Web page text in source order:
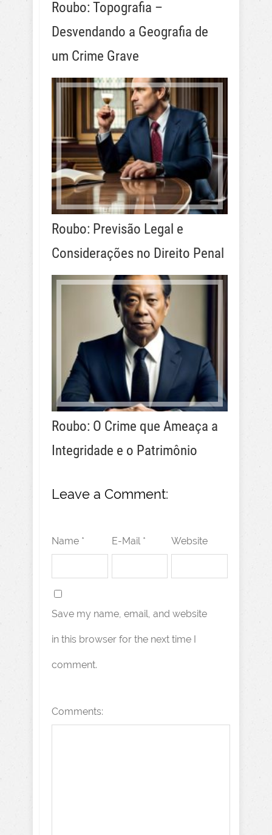
Roubo: Topografia –
Desvendando a Geografia de
um Crime Grave
Roubo: Previsão Legal e
Considerações no Direito Penal
Roubo: O Crime que Ameaça a
Integridade e o Patrimônio
Leave a Comment:
Name * E-Mail * Website
Save my name, email, and website
in this browser for the next time I
comment.
Comments: